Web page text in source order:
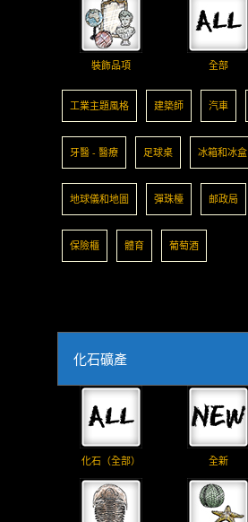
裝飾品項 全部
工業主題風格 建築師 汽車
牙醫 - 醫療 足球桌 冰箱和冰盒
地球儀和地圖 彈珠檯 邮政局
保險櫃 體育 葡萄酒
化石礦產
化石（全部） 全新